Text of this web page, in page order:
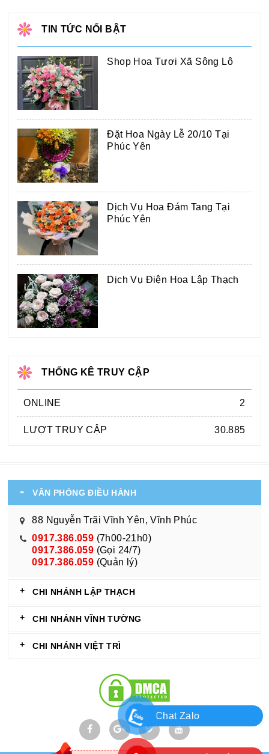
TIN TỨC NỔI BẬT
Shop Hoa Tươi Xã Sông Lô
Đặt Hoa Ngày Lễ 20/10 Tại
Phúc Yên
Dịch Vụ Hoa Đám Tang Tại
Phúc Yên
Dịch Vụ Điện Hoa Lập Thạch
THỐNG KÊ TRUY CẬP
ONLINE 2
LƯỢT TRUY CẬP 30.885
VĂN PHÒNG ĐIỀU HÀNH
88 Nguyễn Trãi Vĩnh Yên, Vĩnh Phúc
0917.386.059 (7h00-21h0)
0917.386.059 (Gọi 24/7)
0917.386.059 (Quản lý)
CHI NHÁNH LẬP THẠCH
CHI NHÁNH VĨNH TƯỜNG
CHI NHÁNH VIỆT TRÌ
Chat Zalo